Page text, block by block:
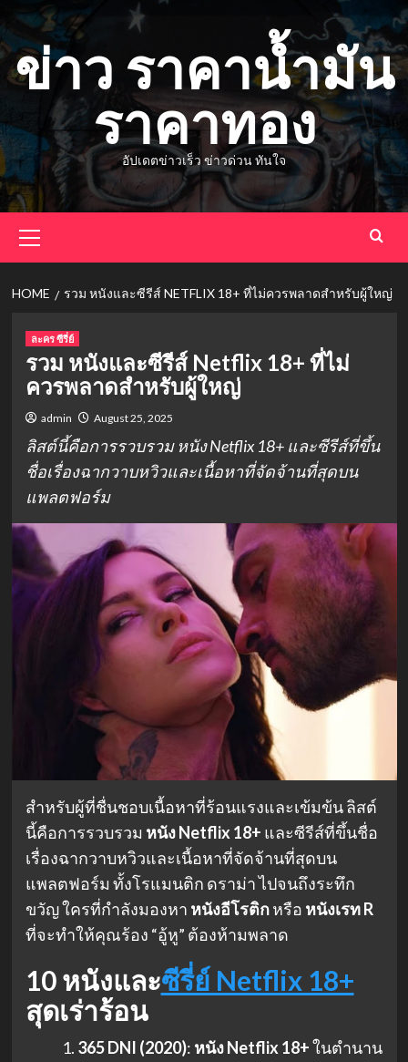
to
content
ข่าว ราคาน้ำมัน
ราคาทอง
อัปเดตข่าวเร็ว ข่าวด่วน ทันใจ
Menu
HOME รวม หนังและซีรีส์ NETFLIX 18+ ที่ไม่ควรพลาดสำหรับผู้ใหญ่
ละคร ซีรี่ย์
รวม หนังและซีรีส์ Netflix 18+ ที่ไม่
ควรพลาดสำหรับผู้ใหญ่
admin August 25, 2025
ลิสต์นี้คือการรวบรวม หนัง Netflix 18+ และซีรีส์ที่ขึ้น
ชื่อเรื่องฉากวาบหวิวและเนื้อหาที่จัดจ้านที่สุดบน
แพลตฟอร์ม
สำหรับผู้ที่ชื่นชอบเนื้อหาที่ร้อนแรงและเข้มข้น ลิสต์
นี้คือการรวบรวม หนัง Netflix 18+ และซีรีส์ที่ขึ้นชื่อ
เรื่องฉากวาบหวิวและเนื้อหาที่จัดจ้านที่สุดบน
แพลตฟอร์ม ทั้งโรแมนติก ดราม่า ไปจนถึงระทึก
ขวัญ ใครที่กำลังมองหา หนังอีโรติกหรือ หนังเรท R
ที่จะทำให้คุณร้อง “อู้หู” ต้องห้ามพลาด
10 หนังและซีรี่ย์ Netflix 18+
สุดเร่าร้อน
365 DNI (2020): หนัง Netflix 18+ในตำนาน